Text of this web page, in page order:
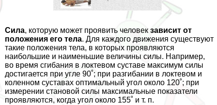
Сила, которую может проявить человек зависит от
положения его тела. Для каждого движения существуют
такие положения тела, в которых проявляются
наибольшие и наименьшие величины силы. Например,
во время сгибания в локтевом суставе максимум силы
достигается при угле 90˚; при разгибании в локтевом и
коленном суставах оптимальный угол около 120˚; при
измерении становой силы максимальные показатели
проявляются, когда угол около 155˚ и т. п.